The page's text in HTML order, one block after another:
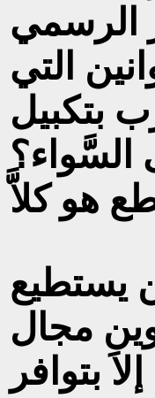
الرسمي
التي
بتكبيل
السَّواء؟
يستطيع
مجال
بتوافر